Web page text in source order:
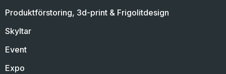
Produktförstoring, 3d-print & Frigolitdesign
Skyltar
Event
Expo